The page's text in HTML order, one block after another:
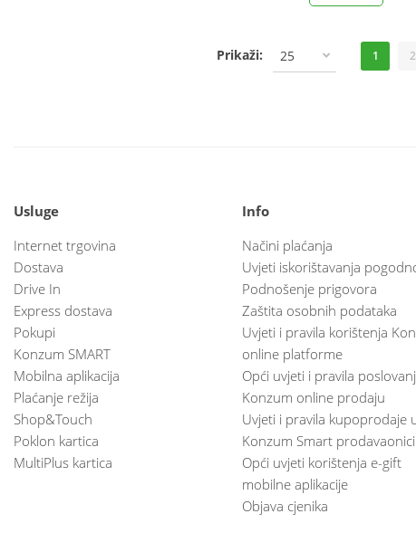
Prikaži: 25 1 2
Usluge
Internet trgovina
Dostava
Drive In
Express dostava
Pokupi
Konzum SMART
Mobilna aplikacija
Plaćanje režija
Shop&Touch
Poklon kartica
MultiPlus kartica
Info
Načini plaćanja
Uvjeti iskorištavanja
Podnošenje prigovora
Zaštita osobnih podataka
Uvjeti i pravila korištenja
online platforme
Opći uvjeti i pravila
Konzum online prodaju
Uvjeti i pravila kupoprodaje
Konzum Smart prodavaonici
Opći uvjeti korištenja e-gift
mobilne aplikacije
Objava cjenika